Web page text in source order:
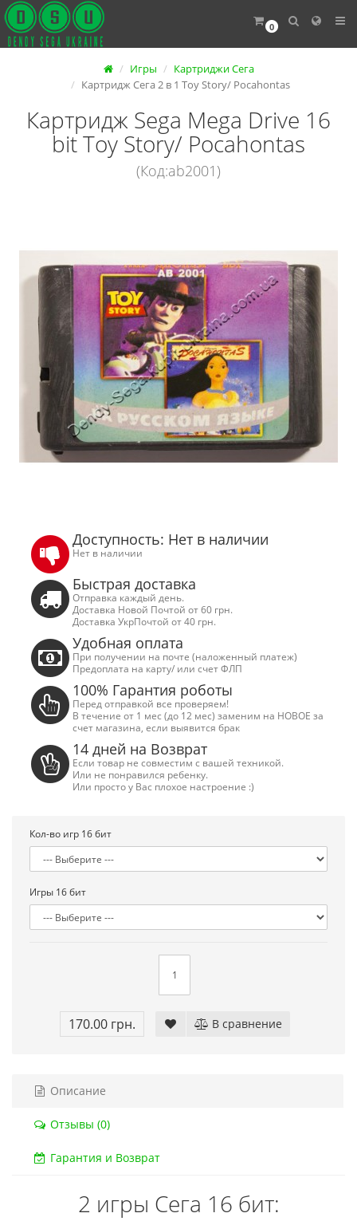
0
качество!)
1 250.00 грн.
Код товара:
Игры
Картриджи Сега
Картридж Сега 2 в 1 Toy Story/ Pocahontas
Картридж Sega Mega Drive 16
bit Toy Story/ Pocahontas
(Код:ab2001)
Доступность: Нет в наличии
Нет в наличии
Быстрая доставка
Отправка каждый день.
Доставка Новой Почтой от 60 грн.
Доставка УкрПочтой от 40 грн.
Удобная оплата
При получении на почте (наложенный платеж)
Предоплата на карту/ или счет ФЛП
100% Гарантия роботы
Перед отправкой все проверяем!
В течение от 1 мес (до 12 мес) заменим на НОВОЕ за
счет магазина, если выявится брак
14 дней на Возврат
Если товар не совместим с вашей техникой.
Или не понравился ребенку.
Или просто у Вас плохое настроение :)
Кол-во игр 16 бит
Игры 16 бит
170.00 грн. В сравнение
Описание
Отзывы (0)
Гарантия и Возврат
2 игры Сега 16 бит: